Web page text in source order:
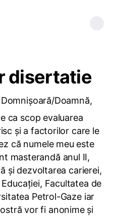
disertatie
Doamnă,
ca scop evaluarea
și a factorilor care le
că numele meu este
masterandă anul II,
și dezvoltarea carierei,
Facultatea de
Petrol-Gaze iar
vor fi anonime şi